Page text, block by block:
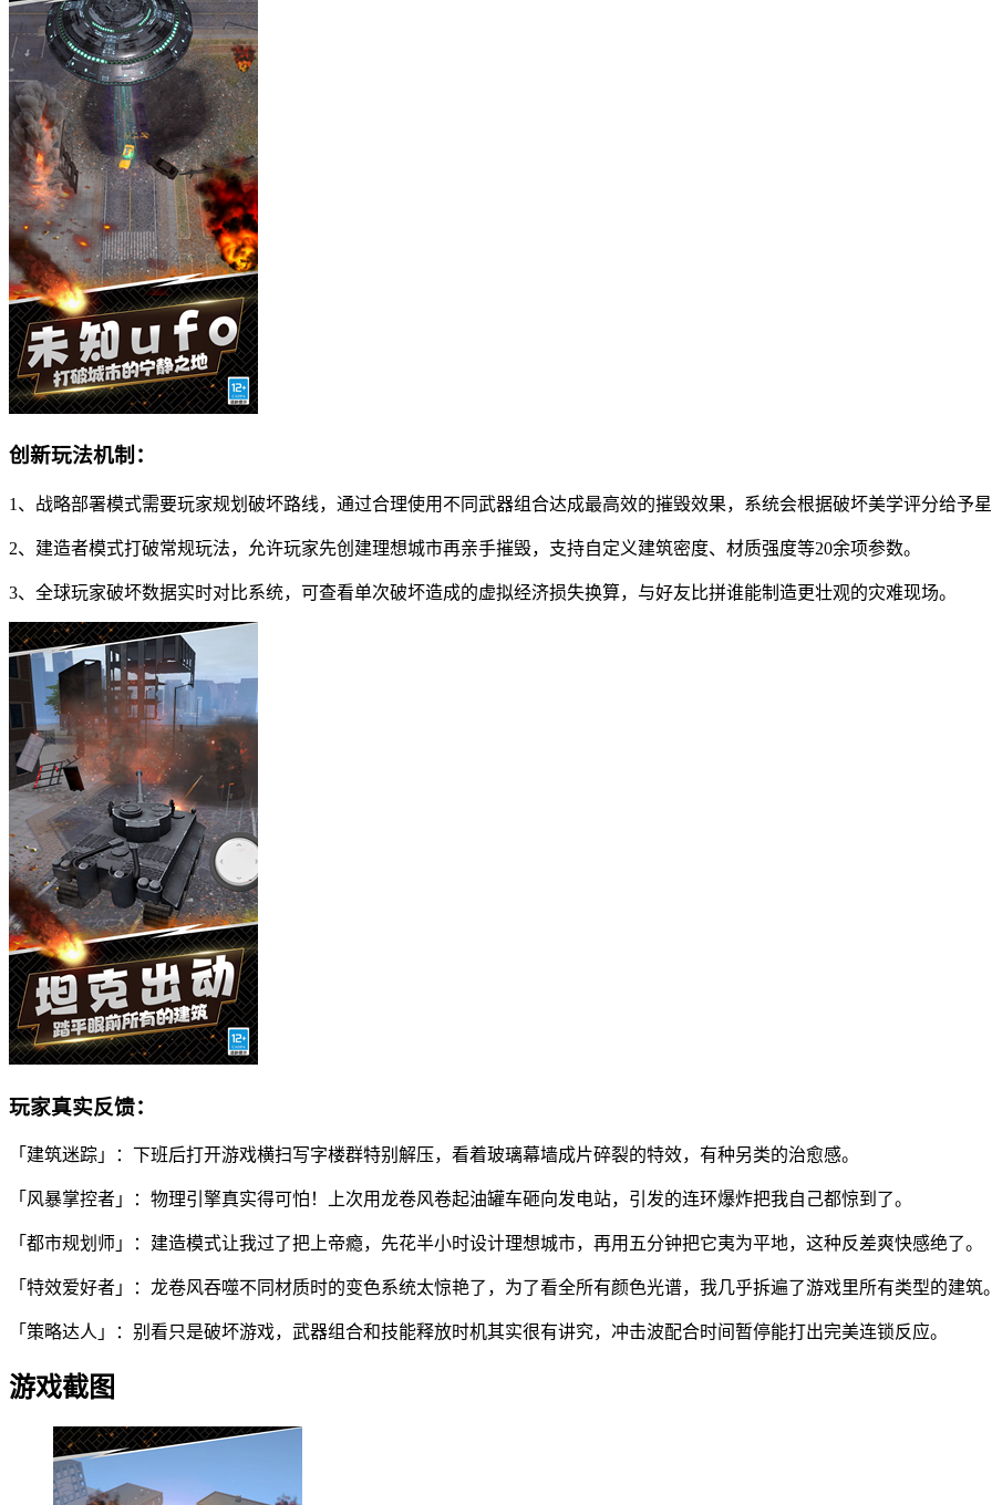
创新玩法机制：
1、战略部署模式需要玩家规划破坏路线，通过合理使用不同武器组合达成最高效的摧毁效果，系统会根据破坏美学评分给予星
2、建造者模式打破常规玩法，允许玩家先创建理想城市再亲手摧毁，支持自定义建筑密度、材质强度等20余项参数。
3、全球玩家破坏数据实时对比系统，可查看单次破坏造成的虚拟经济损失换算，与好友比拼谁能制造更壮观的灾难现场。
玩家真实反馈：
「建筑迷踪」：下班后打开游戏横扫写字楼群特别解压，看着玻璃幕墙成片碎裂的特效，有种另类的治愈感。
「风暴掌控者」：物理引擎真实得可怕！上次用龙卷风卷起油罐车砸向发电站，引发的连环爆炸把我自己都惊到了。
「都市规划师」：建造模式让我过了把上帝瘾，先花半小时设计理想城市，再用五分钟把它夷为平地，这种反差爽快感绝了。
「特效爱好者」：龙卷风吞噬不同材质时的变色系统太惊艳了，为了看全所有颜色光谱，我几乎拆遍了游戏里所有类型的建筑。
「策略达人」：别看只是破坏游戏，武器组合和技能释放时机其实很有讲究，冲击波配合时间暂停能打出完美连锁反应。
游戏截图